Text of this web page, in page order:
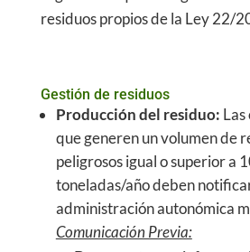
residuos propios de la Ley 22/
Gestión de residuos
Producción del residuo:
que generen un volumen de
peligrosos igual o superior a
toneladas/año deben
administración autonómica
Comunicación Previa: